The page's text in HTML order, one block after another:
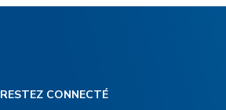
RESTEZ CONNECTÉ